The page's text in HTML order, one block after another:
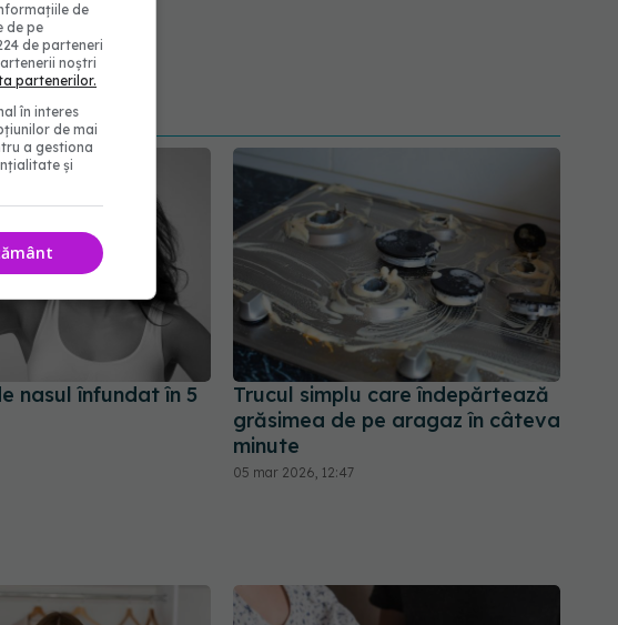
nasul înfundat în 5
Trucul simplu care îndepărtează
grăsimea de pe aragaz în câteva
minute
05 mar 2026, 12:47
de
de pe
de parteneri
noștri
partenerilor.
în interes
de mai
a gestiona
și